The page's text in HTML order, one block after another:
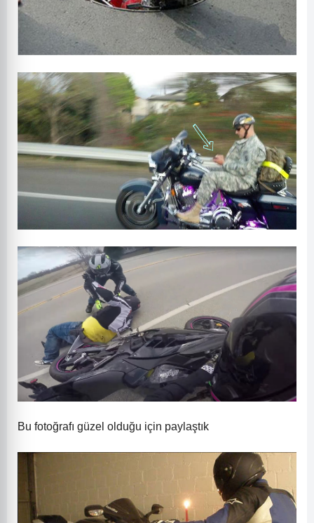
Bu fotoğrafı güzel olduğu için paylaştık